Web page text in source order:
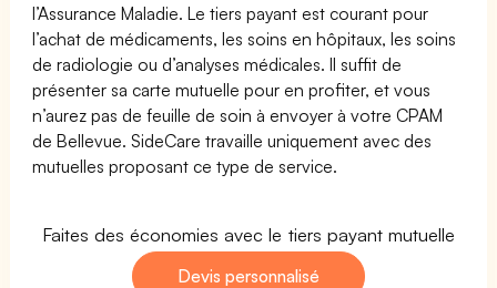
l’Assurance Maladie. Le tiers payant est courant pour
l’achat de médicaments, les soins en hôpitaux, les soins
de radiologie ou d’analyses médicales. Il suffit de
présenter sa carte mutuelle pour en profiter, et vous
n’aurez pas de feuille de soin à envoyer à votre CPAM
de Bellevue. SideCare travaille uniquement avec des
mutuelles proposant ce type de service.
Faites des économies avec le tiers payant mutuelle
Devis personnalisé